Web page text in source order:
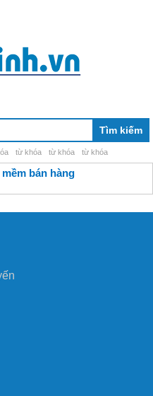
từ khóa từ khóa từ khóa
mềm bán hàng